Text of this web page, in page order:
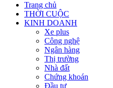
Trang chủ
THỜI CUỘC
KINH DOANH
Xe plus
Công nghệ
Ngân hàng
Thị trường
Nhà đất
Chứng khoán
Đầu tư